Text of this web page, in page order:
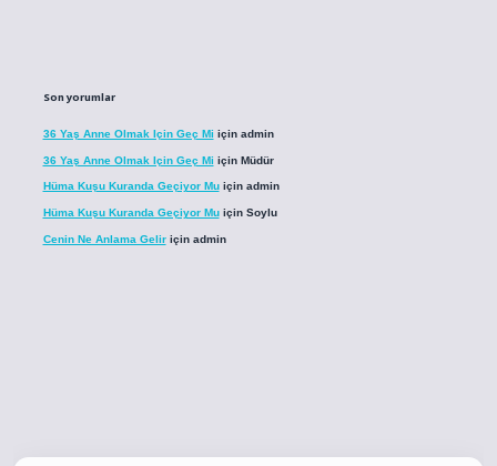
Son yorumlar
36 Yaş Anne Olmak Için Geç Mi için admin
36 Yaş Anne Olmak Için Geç Mi için Müdür
Hüma Kuşu Kuranda Geçiyor Muiçin admin
Hüma Kuşu Kuranda Geçiyor Muiçin Soylu
Cenin Ne Anlama Geliriçin admin